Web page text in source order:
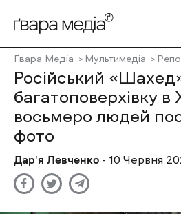
Ґвара Медіа Мультимедіа
Російський
багатоповерхівку в
восьмеро людей
фото
Дар'я Левченко - 10 Червня